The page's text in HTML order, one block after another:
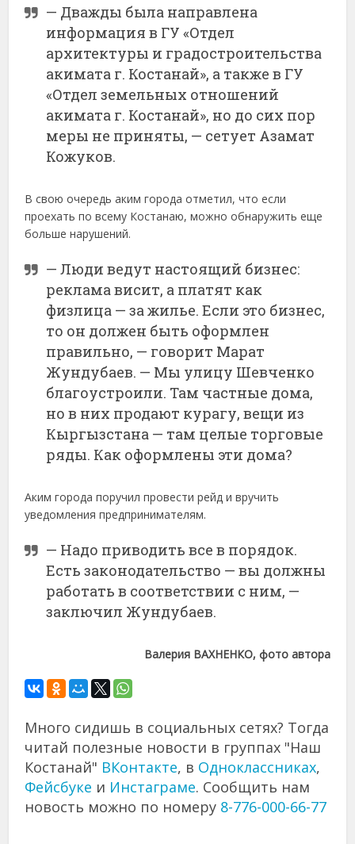
— Дважды была направлена
информация в ГУ «Отдел
архитектуры и градостроительства
акимата г. Костанай», а также в ГУ
«Отдел земельных отношений
акимата г. Костанай», но до сих пор
меры не приняты, — сетует Азамат
Кожуков.
В свою очередь аким города отметил, что если
проехать по всему Костанаю, можно обнаружить еще
больше нарушений.
— Люди ведут настоящий бизнес:
реклама висит, а платят как
физлица — за жилье. Если это бизнес,
то он должен быть оформлен
правильно, — говорит Марат
Жундубаев. — Мы улицу Шевченко
благоустроили. Там частные дома,
но в них продают курагу, вещи из
Кыргызстана — там целые торговые
ряды. Как оформлены эти дома?
Аким города поручил провести рейд и вручить
уведомления предпринимателям.
— Надо приводить все в порядок.
Есть законодательство — вы должны
работать в соответствии с ним, —
заключил Жундубаев.
Валерия ВАХНЕНКО, фото автора
Много сидишь в социальных сетях? Тогда
читай полезные новости в группах "Наш
Костанай" ВКонтакте, в Одноклассниках,
Фейсбуке и Инстаграме. Сообщить нам
новость можно по номеру 8-776-000-66-77